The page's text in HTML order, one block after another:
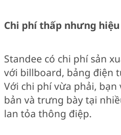
Chi phí thấp nhưng
Standee có chi phí sản
với billboard, bảng điện
Với chi phí vừa phải,
bản và trưng bày tại
lan tỏa thông điệp.